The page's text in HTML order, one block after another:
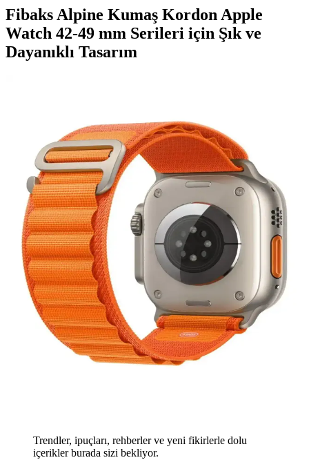
Fibaks Alpine Kumaş Kordon Apple
Watch 42-49 mm Serileri için Şık ve
Dayanıklı Tasarım
Trendler, ipuçları, rehberler ve yeni fikirlerle dolu
içerikler burada sizi bekliyor.